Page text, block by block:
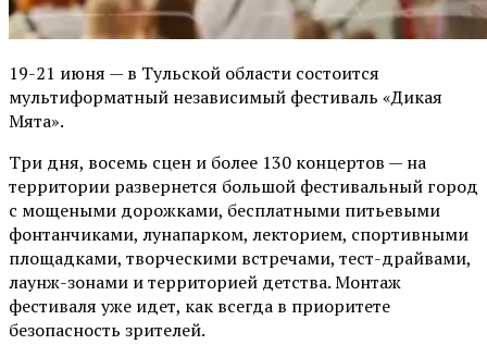
19-21 июня — в Тульской области состоится
мультиформатный независимый фестиваль «Дикая
Мята».
Три дня, восемь сцен и более 130 концертов — на
территории развернется большой фестивальный город
с мощеными дорожками, бесплатными питьевыми
фонтанчиками, лунапарком, лекторием, спортивными
площадками, творческими встречами, тест-драйвами,
лаунж-зонами и территорией детства. Монтаж
фестиваля уже идет, как всегда в приоритете
безопасность зрителей.